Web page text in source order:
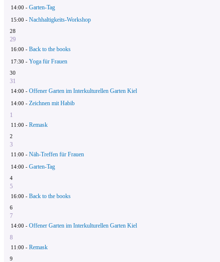
14:00 - Garten-Tag
15:00 - Nachhaltigkeits-Workshop
28
29
16:00 - Back to the books
17:30 - Yoga für Frauen
30
31
14:00 - Offener Garten im Interkulturellen Garten Kiel
14:00 - Zeichnen mit Habib
1
11:00 - Remask
2
3
11:00 - Näh-Treffen für Frauen
14:00 - Garten-Tag
4
5
16:00 - Back to the books
6
7
14:00 - Offener Garten im Interkulturellen Garten Kiel
8
11:00 - Remask
9